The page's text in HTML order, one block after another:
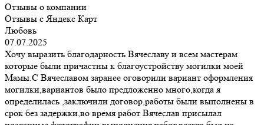
Отзывы о компании
Отзывы с Яндекс Карт
Любовь
07.07.2025
Хочу выразить благодарность Вячеславу и всем мастерам
которые были причастны к благоустройству могилки моей
Мамы.С Вячеславом заранее оговорили вариант оформления
могилки,вариантов было предложенно много,когда я
определилась ,заключили договор,работы были выполнены в
срок без задержки,во время работ Вячеслав присылал